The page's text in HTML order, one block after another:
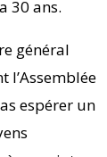
30 ans.
général
l’Assemblée
espérer un